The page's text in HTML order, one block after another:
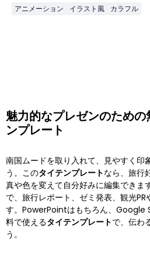
アニメーション イラスト風 カラフル
魅力的なプレゼンのため
ンプレート
南国ムードを取り入れて、見やすく印
う。このタイテンプレートなら、旅行
真や色を変えて自分好みに編集できま
で、旅行レポート、ゼミ発表、観光
す。PowerPointはもちろん、Google
料で使えるタイテンプレートで、伝わ
う。